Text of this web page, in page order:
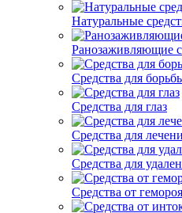
Натуральные
Ранозаживляющие
Средства для
Средства для глаз
Средства для
Средства для
Средства от гемороя